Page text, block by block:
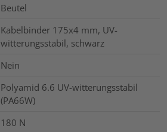
Beutel
Kabelbinder 175x4 mm, UV-
witterungsstabil, schwarz
Nein
Polyamid 6.6 UV-witterungsstabil
(PA66W)
180 N